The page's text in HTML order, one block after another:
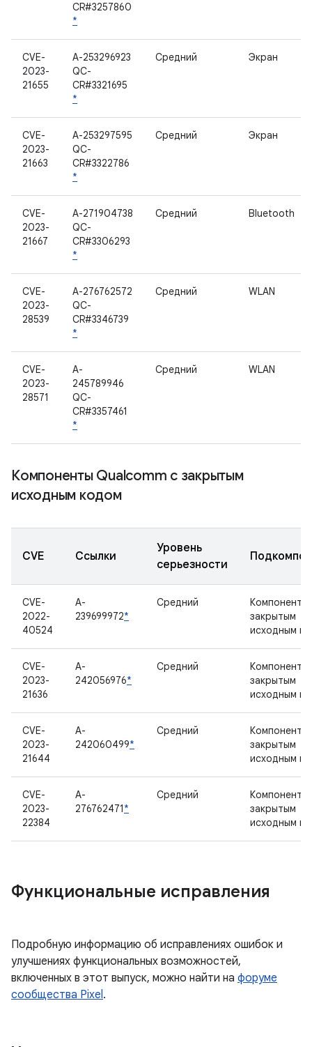
CR#3257860
*
CVE-
2023-
21655
A-253296923
QC-
CR#3321695
*
Средний Экран
CVE-
2023-
21663
A-253297595
QC-
CR#3322786
*
Средний Экран
CVE-
2023-
21667
A-271904738
QC-
CR#3306293
*
Средний Bluetooth
CVE-
2023-
28539
A-276762572
QC-
CR#3346739
*
Средний WLAN
CVE-
2023-
28571
A-
245789946
QC-
CR#3357461
*
Средний WLAN
Компоненты Qualcomm с закрытым
исходным кодом
CVE Ссылки
Уровень
серьезности
CVE-
2022-
40524
A-
239699972*
Средний
Компонент с
закрытым
исходным
CVE-
2023-
21636
A-
242056976*
Средний
Компонент с
закрытым
исходным
CVE-
2023-
21644
A-
242060499*
Средний
Компонент с
закрытым
исходным
CVE-
2023-
22384
A-
276762471*
Средний
Компонент с
закрытым
исходным
Функциональные исправления
Подробную информацию об исправлениях ошибок и
улучшениях функциональных возможностей,
включенных в этот выпуск, можно найти на форуме
сообщества Pixel.